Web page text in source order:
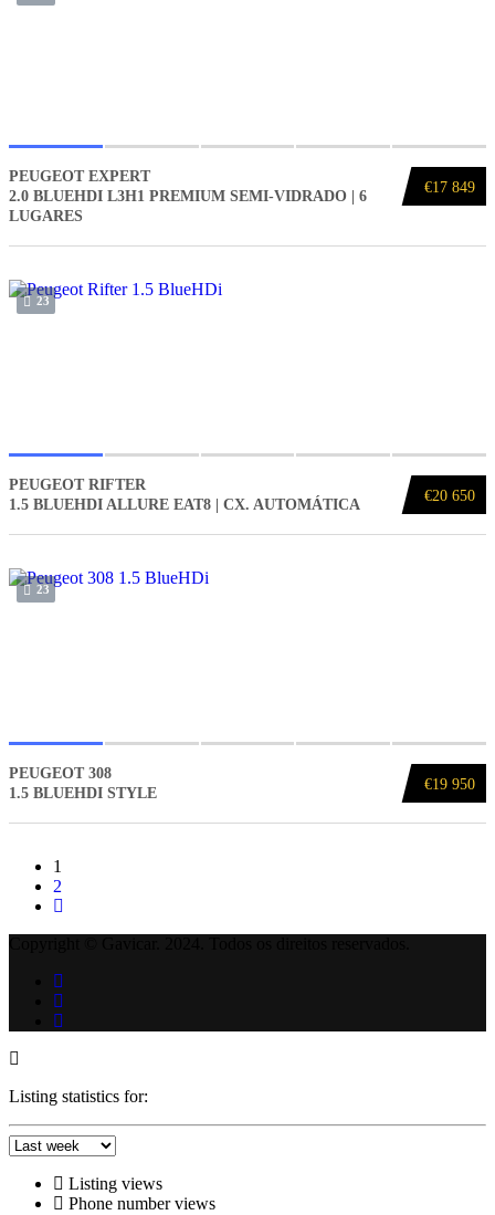
€17 849
PEUGEOT EXPERT
2.0 BLUEHDI L3H1 PREMIUM SEMI-VIDRADO | 6
LUGARES
23
€20 650
PEUGEOT RIFTER
1.5 BLUEHDI ALLURE EAT8 | CX. AUTOMÁTICA
23
€19 950
PEUGEOT 308
1.5 BLUEHDI STYLE
1
2
Listing statistics for:
Listing views
Phone number views